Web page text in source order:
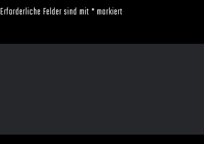
Erforderliche Felder sind mit* markiert